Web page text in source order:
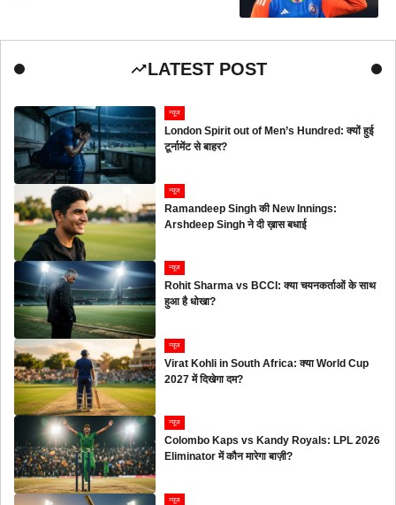
LATEST POST
न्यूज
London Spirit out of Men’s Hundred: क्यों हुई
टूर्नामेंट से बाहर?
न्यूज
Ramandeep Singh की New Innings:
Arshdeep Singh ने दी ख़ास बधाई
न्यूज
Rohit Sharma vs BCCI: क्या चयनकर्ताओं के साथ
हुआ है धोखा?
न्यूज
Virat Kohli in South Africa: क्या World Cup
2027 में दिखेगा दम?
न्यूज
Colombo Kaps vs Kandy Royals: LPL 2026
Eliminator में कौन मारेगा बाज़ी?
न्यूज